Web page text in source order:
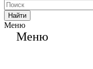
Найти
Меню
Меню